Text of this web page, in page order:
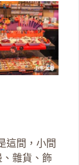
這間，小間
雜貨、飾